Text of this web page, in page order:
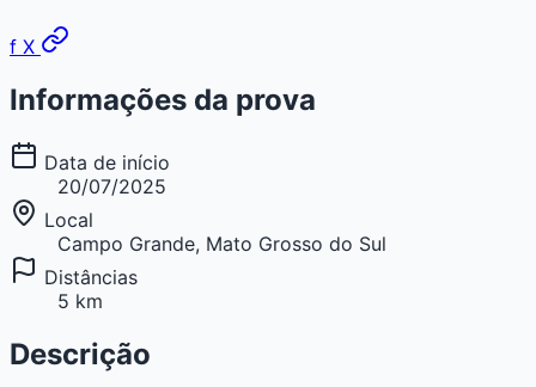
f X
Informações da prova
Data de início
20/07/2025
Local
Campo Grande, Mato Grosso do Sul
Distâncias
5 km
Descrição